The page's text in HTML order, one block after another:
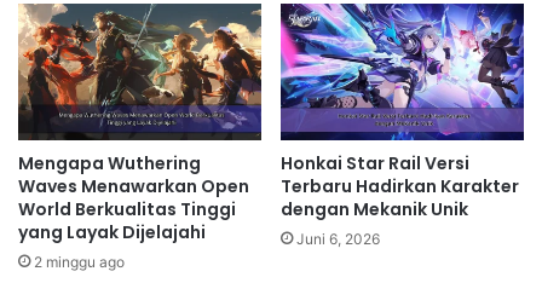
Mengapa Wuthering
Waves Menawarkan Open
World Berkualitas Tinggi
yang Layak Dijelajahi
2 minggu ago
Honkai Star Rail Versi
Terbaru Hadirkan Karakter
dengan Mekanik Unik
Juni 6, 2026